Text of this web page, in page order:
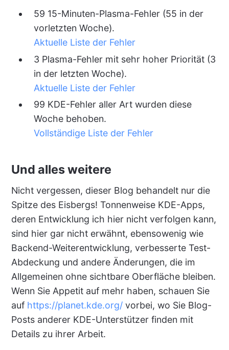
59 15-Minuten-Plasma-Fehler (55 in der
vorletzten Woche).
Aktuelle Liste der Fehler
3 Plasma-Fehler mit sehr hoher Priorität (3
in der letzten Woche).
Aktuelle Liste der Fehler
99 KDE-Fehler aller Art wurden diese
Woche behoben.
Vollständige Liste der Fehler
Und alles weitere
Nicht vergessen, dieser Blog behandelt nur die
Spitze des Eisbergs! Tonnenweise KDE-Apps,
deren Entwicklung ich hier nicht verfolgen kann,
sind hier gar nicht erwähnt, ebensowenig wie
Backend-Weiterentwicklung, verbesserte Test-
Abdeckung und andere Änderungen, die im
Allgemeinen ohne sichtbare Oberfläche bleiben.
Wenn Sie Appetit auf mehr haben, schauen Sie
auf https://planet.kde.org/vorbei, wo Sie Blog-
Posts anderer KDE-Unterstützer finden mit
Details zu ihrer Arbeit.